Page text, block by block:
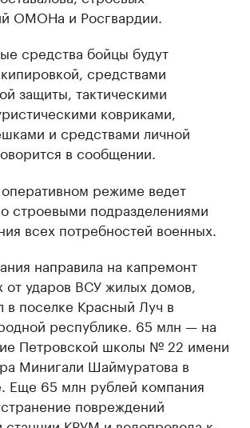
ОМОНа и Росгвардии.
средства бойцы будут
средствами
защиты, тактическими
ковриками,
и средствами личной
в сообщении.
режиме ведет
строевыми подразделениями
всех потребностей военных.
направила на капремонт
от ударов ВСУ жилых домов,
в поселке Красный Луч в
республике. 65 млн — на
Петровской школы № 22 имени
Минигали Шаймуратова в
Еще 65 млн рублей компания
повреждений